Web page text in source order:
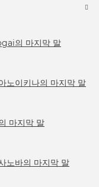
의 마지막 말
노이키나의 마지막 말
마지막 말
노바의 마지막 말